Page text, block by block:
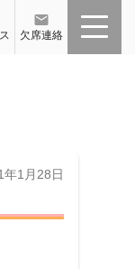
email
欠席連絡
年1月28日